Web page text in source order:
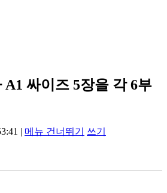
A1 싸이즈 5장을 각 6부
| 메뉴 건너뛰기 쓰기